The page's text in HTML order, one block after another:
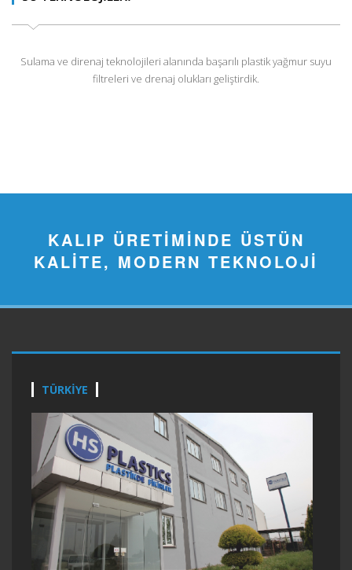
Sulama ve direnaj teknolojileri alanında başarılı plastik yağmur suyu
filtreleri ve drenaj olukları geliştirdik.
KALIP ÜRETİMİNDE ÜSTÜN
KALİTE, MODERN TEKNOLOJİ
TÜRKİYE